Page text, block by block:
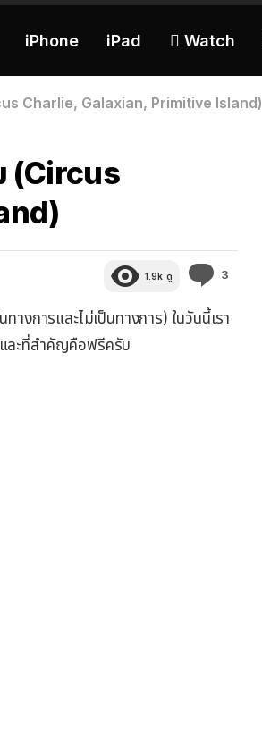
iPhone iPad  Watch
Charlie, Galaxian, Primitive Island)
(Circus
1.9k ดู 3
งการและไม่เป็นทางการ) ในวันนี้เรา
ละที่สำคัญคือฟรีครับ